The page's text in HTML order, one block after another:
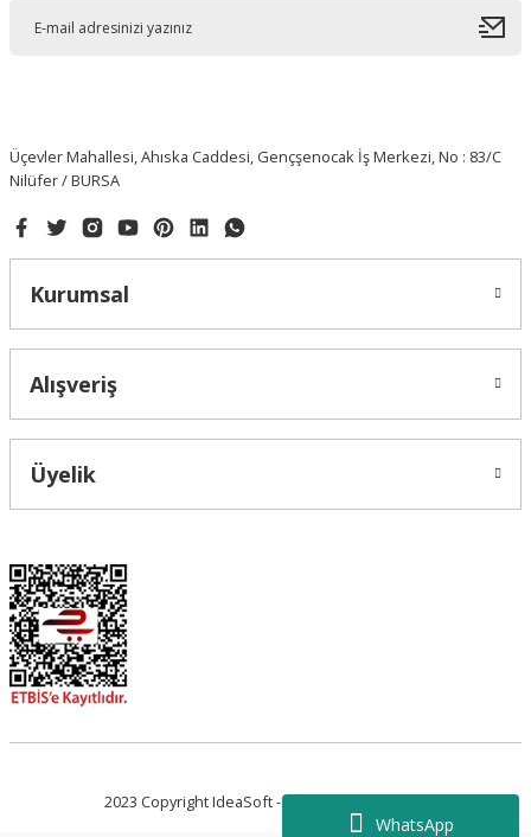
WhatsApp
Üçevler Mahallesi, Ahıska Caddesi, Gençşenocak İş Merkezi, No : 83/C
Nilüfer / BURSA
Kurumsal
Alışveriş
Üyelik
2023 Copyright IdeaSoft - Tüm Hakları Saklıdır.